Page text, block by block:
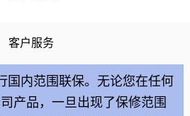
客户服务
国内范围联保。无论您在任何
产品，一旦出现了保修范围